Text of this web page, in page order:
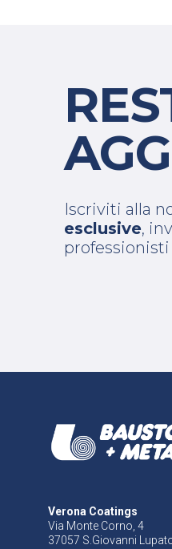
Iscriviti alla
esclusive,
Verona Coatings
Via Monte Corno, 4
37057 S.Giovanni